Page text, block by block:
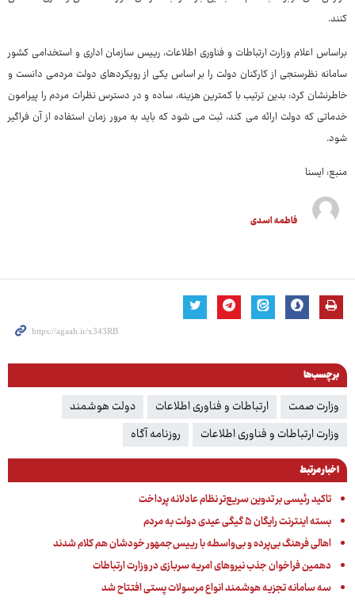
کنند.
براساس اعلام وزارت ارتباطات و فناوری اطلاعات، رییس سازمان اداری و استخدامی کشور
سامانه نظرسنجی از کارکنان دولت را بر اساس یکی از رویکردهای دولت مردمی دانست و
خاطرنشان کرد: بدین ترتیب با کمترین هزینه، ساده و در دسترس نظرات مردم را پیرامون
خدماتی که دولت ارائه می کند، ثبت می شود که باید به مرور زمان استفاده از آن فراگیر
شود.
منبع: ایسنا
فاطمه اسدی
برچسب‌ها
وزارت صمت ارتباطات و فناوری اطلاعات
دولت هوشمند
وزارت ارتباطات و فناوری اطلاعات
روزنامه آگاه
اخبار مرتبط
تاکید رئیسی بر تدوین سریع‌تر نظام عادلانه پرداخت
بسته اینترنت رایگان ۵ گیگی عیدی دولت به مردم
اهالی فرهنگ بی‌پرده و بی‌واسطه با رییس‌جمهور خودشان هم کلام شدند
دهمین فراخوان جذب نیروهای امریه سربازی در وزارت ارتباطات
سه سامانه تجزیه هوشمند انواع مرسولات پستی افتتاح شد